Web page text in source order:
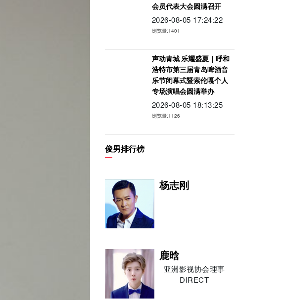
会员代表大会圆满召开
2026-08-05 17:24:22
浏览量:1401
声动青城 乐耀盛夏｜呼和
浩特市第三届青岛啤酒音
乐节闭幕式暨索伦嘎个人
专场演唱会圆满举办
2026-08-05 18:13:25
浏览量:1126
俊男排行榜
杨志刚
鹿晗
亚洲影视协会理事
DIRECT